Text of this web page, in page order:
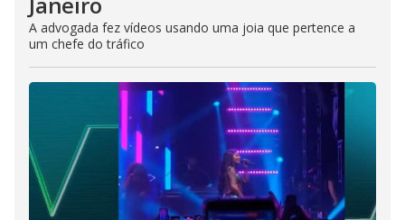
A advogada fez vídeos usando uma joia que pertence a
um chefe do tráfico